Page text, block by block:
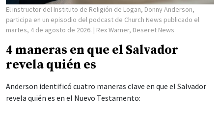
El instructor del Instituto de Religión de Logan, Donny Anderson,
participa en un episodio del podcast de Church News publicado el
martes, 4 de agosto de 2026. | Rex Warner, Deseret News
4 maneras en que el Salvador
revela quién es
Anderson identificó cuatro maneras clave en que el Salvador
revela quién es en el Nuevo Testamento: